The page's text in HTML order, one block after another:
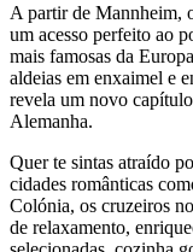
A partir de Mannheim,
um acesso perfeito ao
mais famosas da
aldeias em enxaimel e
revela um novo
Alemanha.
Quer te sintas atraído
cidades românticas
Colónia, os cruzeiros
de relaxamento,